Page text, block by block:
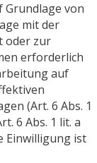
von
mit der
oder zur
erforderlich
auf
(Art. 6 Abs. 1
6 Abs. 1 lit. a
Einwilligung ist